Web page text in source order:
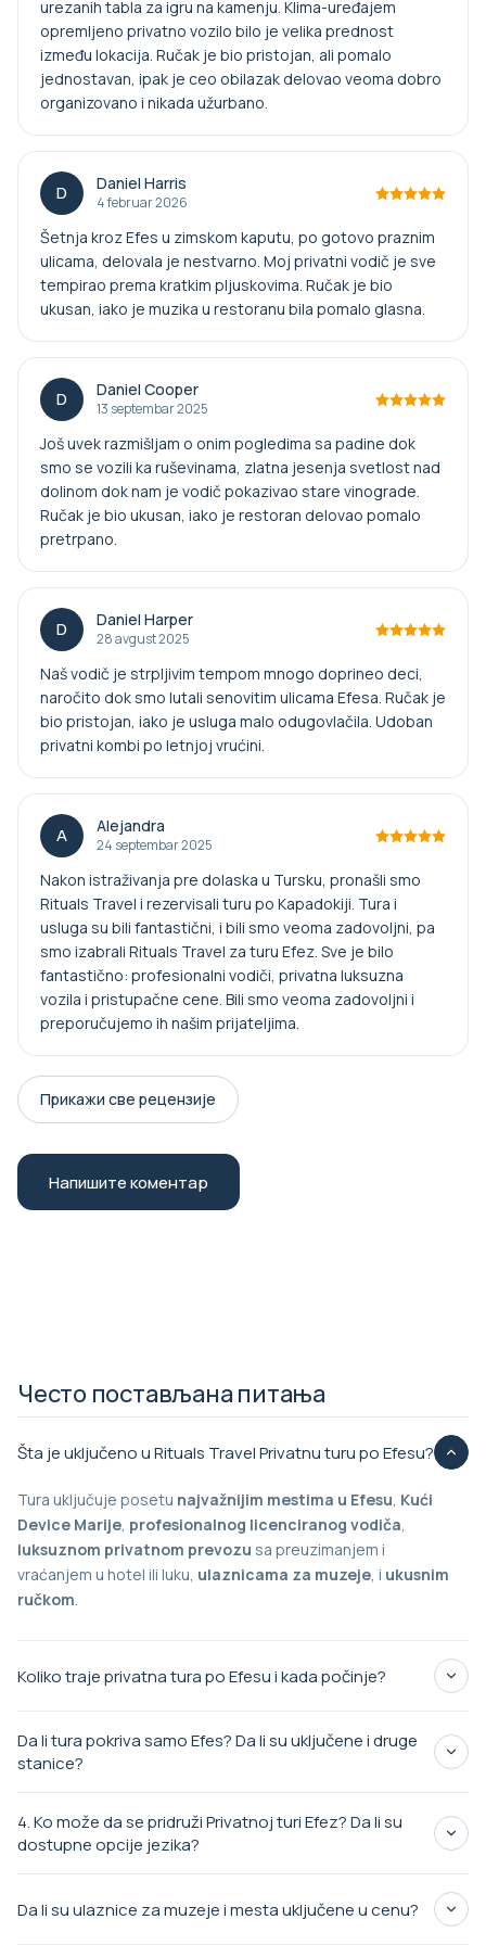
urezanih tabla za igru na kamenju. Klima-uređajem
opremljeno privatno vozilo bilo je velika prednost
između lokacija. Ručak je bio pristojan, ali pomalo
jednostavan, ipak je ceo obilazak delovao veoma dobro
organizovano i nikada užurbanо.
D Daniel Harris
4 februar 2026
Šetnja kroz Efes u zimskom kaputu, po gotovo praznim
ulicama, delovala je nestvarno. Moj privatni vodič je sve
tempirao prema kratkim pljuskovima. Ručak je bio
ukusan, iako je muzika u restoranu bila pomalo glasna.
D Daniel Cooper
13 septembar 2025
Još uvek razmišljam o onim pogledima sa padine dok
smo se vozili ka ruševinama, zlatna jesenja svetlost nad
dolinom dok nam je vodič pokazivao stare vinograde.
Ručak je bio ukusan, iako je restoran delovao pomalo
pretrpano.
D Daniel Harper
28 avgust 2025
Naš vodič je strpljivim tempom mnogo doprineo deci,
naročito dok smo lutali senovitim ulicama Efesa. Ručak je
bio pristojan, iako je usluga malo odugovlačila. Udoban
privatni kombi po letnjoj vrućini.
A Alejandra
24 septembar 2025
Nakon istraživanja pre dolaska u Tursku, pronašli smo
Rituals Travel i rezervisali turu po Kapadokiji. Tura i
usluga su bili fantastični, i bili smo veoma zadovoljni, pa
smo izabrali Rituals Travel za turu Efez. Sve je bilo
fantastično: profesionalni vodiči, privatna luksuzna
vozila i pristupačne cene. Bili smo veoma zadovoljni i
preporučujemo ih našim prijateljima.
Прикажи све рецензије
Напишите коментар
Често постављана питања
Šta je uključeno u Rituals Travel Privatnu turu po Efesu?
Tura uključuje posetu najvažnijim mestima u Efesu, Kući
Device Marije, profesionalnog licenciranog vodiča,
luksuznom privatnom prevozu sa preuzimanjem i
vraćanjem u hotel ili luku, ulaznicama za muzeje, i ukusnim
ručkom.
Koliko traje privatna tura po Efesu i kada počinje?
fleksibilno
Da li tura pokriva samo Efes? Da li su uključene i druge
stanice?
Kuća Device
Marije
4. Ko može da se pridruži Privatnoj turi Efez? Da li su
dostupne opcije jezika?
jezičkih opcija
engleski,
Da li su ulaznice za muzeje i mesta uključene u cenu?